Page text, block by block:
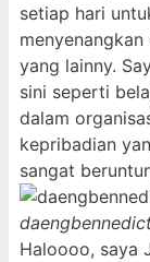
setiap hari
yang lainny.
sini seperti
dalam
kepribadian
sangat
Haloooo, saya